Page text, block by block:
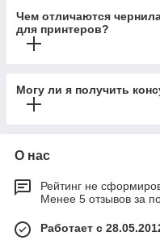
Чем отличаются
для принтеров?
Могу ли я получить
О нас
Рейтинг не
Менее 5 отзывов за
Работает с